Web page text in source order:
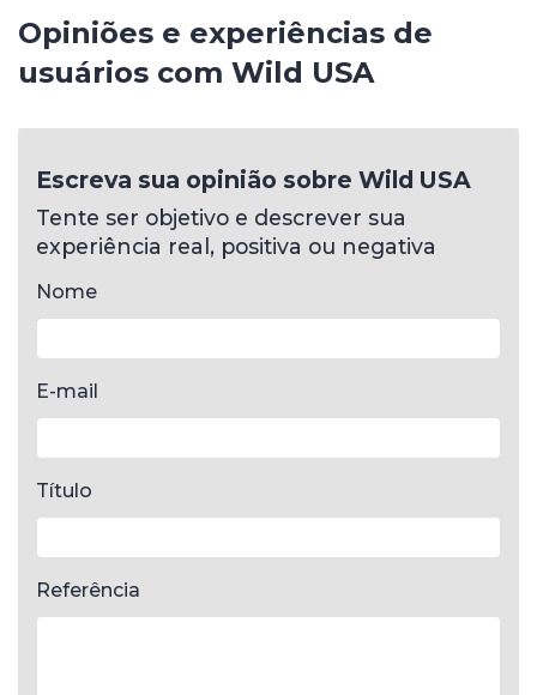
Opiniões e experiências de
usuários com Wild USA
Escreva sua opinião sobre Wild USA
Tente ser objetivo e descrever sua
experiência real, positiva ou negativa
Nome
E-mail
Título
Referência